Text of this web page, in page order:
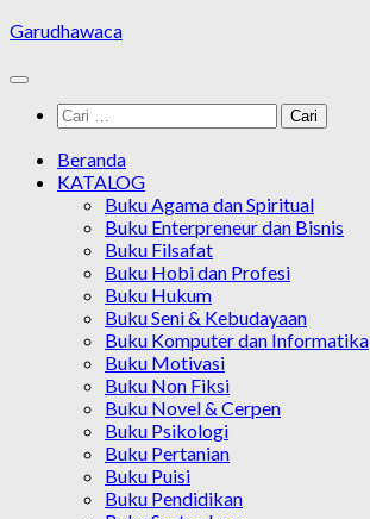
Skip
content
Garudhawaca
Cari
untuk:
Beranda
KATALOG
Buku Agama dan Spiritual
Buku Enterpreneur dan Bisnis
Buku Filsafat
Buku Hobi dan Profesi
Buku Hukum
Buku Seni & Kebudayaan
Buku Komputer dan Informatika
Buku Motivasi
Buku Non Fiksi
Buku Novel & Cerpen
Buku Psikologi
Buku Pertanian
Buku Puisi
Buku Pendidikan